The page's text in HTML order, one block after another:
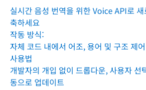
실시간 음성 번역을 위한 Voice API로
축하세요
작동 방식:
자체 코드 내에서 어조, 용어 및 구조 제어
사용법
개발자의 개입 없이 드롭다운, 사용자 선
동으로 업데이트